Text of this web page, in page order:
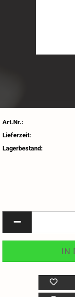
Art.Nr.:
Lieferzeit:
Lagerbestand: